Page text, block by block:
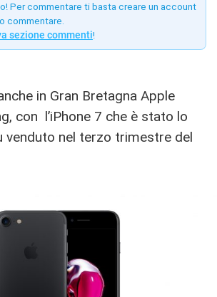
Per commentare ti basta creare un account
commentare.
sezione commenti!
in Gran Bretagna Apple
con l’iPhone 7 che è stato lo
venduto nel terzo trimestre del